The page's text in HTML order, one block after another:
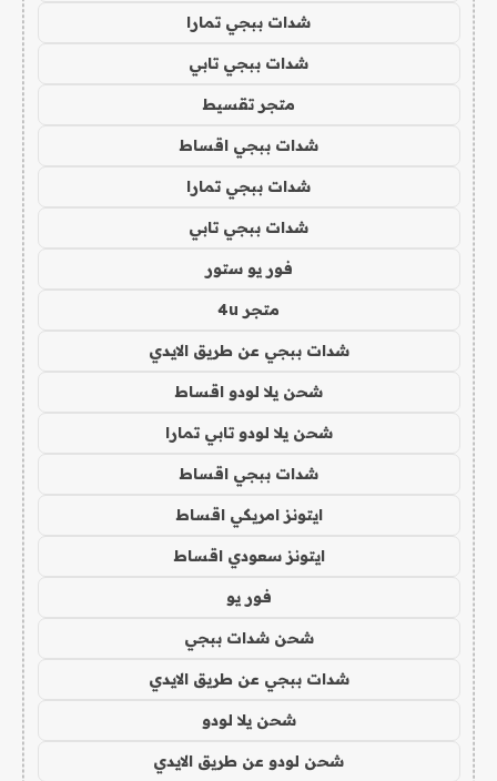
شدات ببجي تمارا
شدات ببجي تابي
متجر تقسيط
شدات ببجي اقساط
شدات ببجي تمارا
شدات ببجي تابي
فور يو ستور
متجر 4u
شدات ببجي عن طريق الايدي
شحن يلا لودو اقساط
شحن يلا لودو تابي تمارا
شدات ببجي اقساط
ايتونز امريكي اقساط
ايتونز سعودي اقساط
فور يو
شحن شدات ببجي
شدات ببجي عن طريق الايدي
شحن يلا لودو
شحن لودو عن طريق الايدي